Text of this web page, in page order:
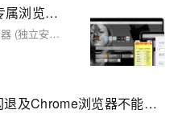
Apple Safari 18.4 - macOS 专属浏览器 (独立安装包下载)
Apple Safari 18.4 - macOS 专属浏览器 (独立安装包下载)
WIN11 Chrome 双击打不开闪退及Chrome浏览器不能拖拽文件crx